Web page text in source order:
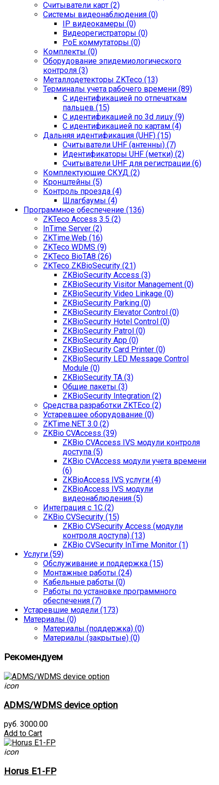
Считыватели карт (2)
Системы видеонаблюдения (0)
IP видеокамеры (0)
Видеорегистраторы (0)
PoE коммутаторы (0)
Комплекты (0)
Оборудование эпидемиологического
контроля (3)
Металлодетекторы ZKTeco (13)
Терминалы учета рабочего времени (89)
С идентификацией по отпечаткам
пальцев (15)
С идентификацией по 3d лицу (9)
С идентификацией по картам (4)
Дальняя идентификация (UHF) (15)
Считыватели UHF (антенны) (7)
Идентификаторы UHF (метки) (2)
Считыватели UHF для регистрации (6)
Комплектующие СКУД (2)
Кронштейны (5)
Контроль проезда (4)
Шлагбаумы (4)
Программное обеспечение (136)
ZKTeco Access 3.5 (2)
InTime Server (2)
ZKTime.Web (16)
ZKTeco WDMS (9)
ZKTeco BioTA8 (26)
ZKTeco ZKBioSecurity (21)
ZKBioSecurity Access (3)
ZKBioSecurity Visitor Management (0)
ZKBioSecurity Video Linkage (0)
ZKBioSecurity Parking (0)
ZKBioSecurity Elevator Control (0)
ZKBioSecurity Hotel Control (0)
ZKBioSecurity Patrol (0)
ZKBioSecurity App (0)
ZKBioSecurity Card Printer (0)
ZKBioSecurity LED Message Control
Module (0)
ZKBioSecurity TA (3)
Общие пакеты (3)
ZKBioSecurity Integration (2)
Средства разработки ZKTEco (2)
Устаревшее оборудование (0)
ZKTime.NET 3.0 (2)
ZKBio CVAccess (39)
ZKBio CVAccess IVS модули контроля
доступа (5)
ZKBio CVAccess модули учета времени
(6)
ZKBioAccess IVS услуги (4)
ZKBioAccess IVS модули
видеонаблюдения (5)
Интеграция с 1С (2)
ZKBio CVSecurity (15)
ZKBio CVSecurity Access (модули
контроля доступа) (13)
ZKBio CVSecurity InTime Monitor (1)
Услуги (59)
Обслуживание и поддержка (15)
Монтажные работы (24)
Кабельные работы (0)
Работы по установке программного
обеспечения (7)
Устаревшие модели (173)
Материалы (0)
Материалы (поддержка) (0)
Материалы (закрытые) (0)
Рекомендуем
icon
ADMS/WDMS device option
руб. 3000.00
Add to Cart
icon
Horus E1-FP